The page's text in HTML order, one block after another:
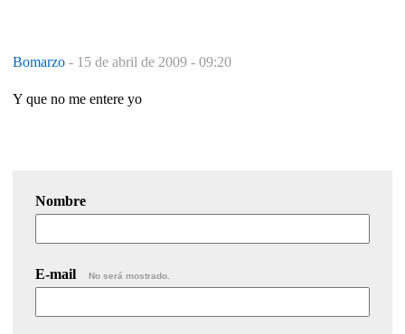
Bomarzo - 15 de abril de 2009 - 09:20
Y que no me entere yo
Nombre
E-mail No será mostrado.